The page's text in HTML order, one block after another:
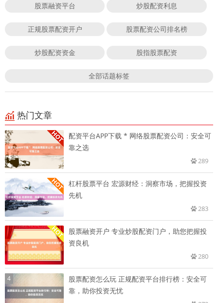
股票融资平台 炒股配资利息
正规股票配资开户 股票配资公司排名榜
炒股配资资金 股指股票配资
全部话题标签
热门文章
配资平台APP下载 * 网络股票配资公司：安全可
靠之选
289
杠杆股票平台 宏源财经：洞察市场，把握投资
先机
283
股票融资开户 专业炒股配资门户，助您把握投
资良机
280
4
股票配资怎么玩 正规配资平台排行榜：安全可
靠，助你投资无忧